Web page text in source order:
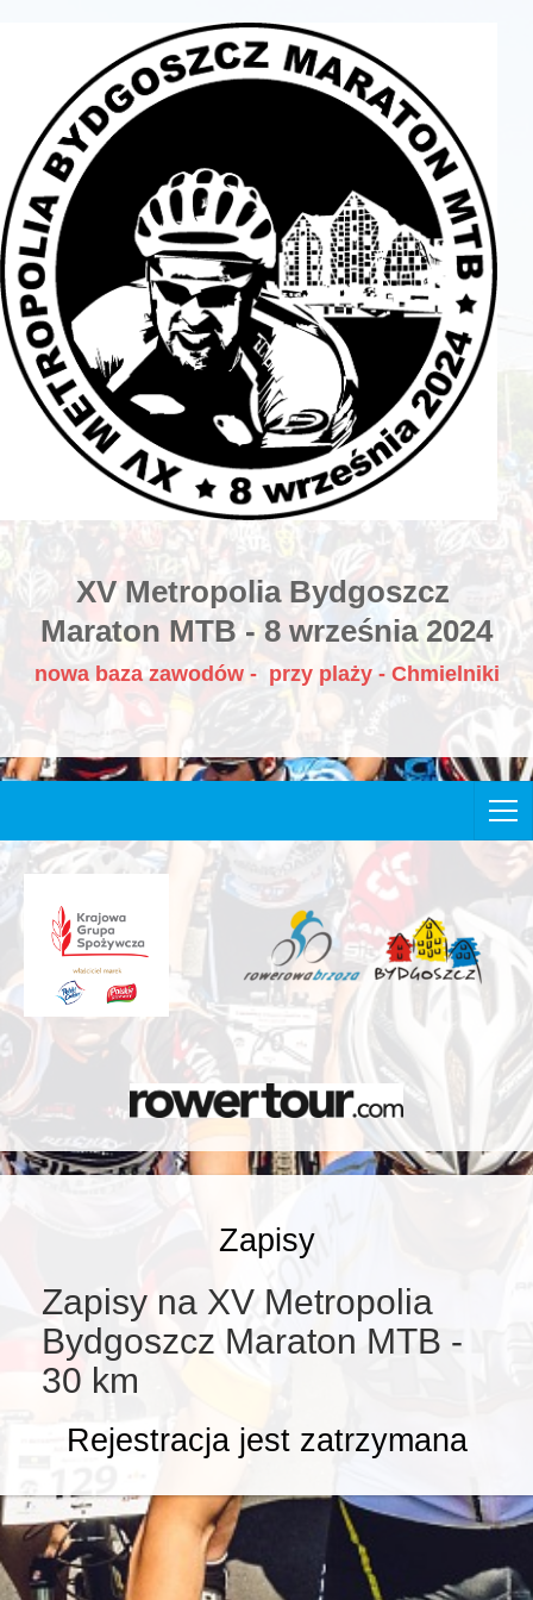
XV Metropolia Bydgoszcz
Maraton MTB - 8 września 2024
nowa baza zawodów - przy plaży - Chmielniki
Zapisy
Zapisy na XV Metropolia
Bydgoszcz Maraton MTB -
30 km
Rejestracja jest zatrzymana